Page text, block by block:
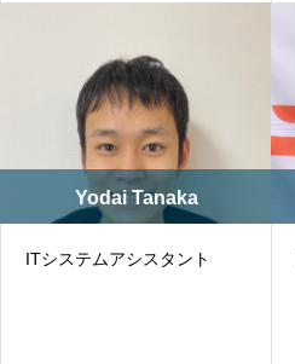
Yodai Tanaka
ITシステムアシスタント